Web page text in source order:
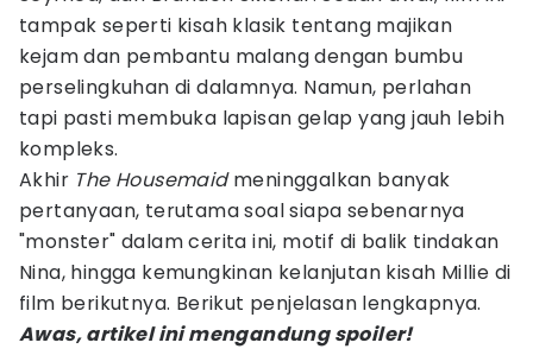
tampak seperti kisah klasik tentang majikan
kejam dan pembantu malang dengan bumbu
perselingkuhan di dalamnya. Namun, perlahan
tapi pasti membuka lapisan gelap yang jauh lebih
kompleks.
Akhir The Housemaidmeninggalkan banyak
pertanyaan, terutama soal siapa sebenarnya
"monster" dalam cerita ini, motif di balik tindakan
Nina, hingga kemungkinan kelanjutan kisah Millie di
film berikutnya. Berikut penjelasan lengkapnya.
Awas, artikel ini mengandung spoiler!